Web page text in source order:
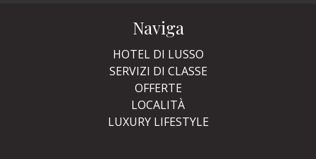
Naviga
HOTEL DI LUSSO
SERVIZI DI CLASSE
OFFERTE
LOCALITÀ
LUXURY LIFESTYLE